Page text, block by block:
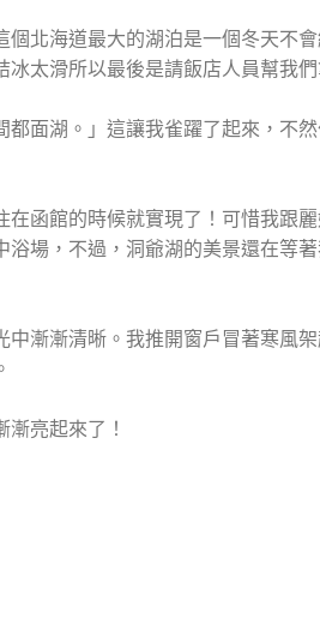
北海道最大的湖泊是一個冬天不會
太滑所以最後是請飯店人員幫我們
面湖。」這讓我雀躍了起來，不
函館的時候就實現了！可惜我跟
場，不過，洞爺湖的美景還在等著
漸漸清晰。我推開窗戶冒著寒風
亮起來了！